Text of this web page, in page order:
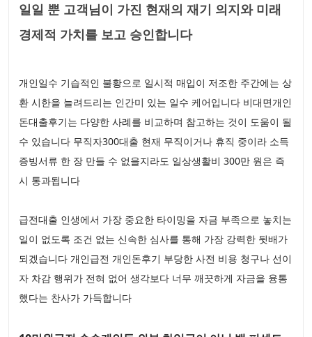
일일 뿐 고객님이 가진 현재의 재기 의지와 미래
경제적 가치를 보고 승인합니다
개인일수 기습적인 불황으로 일시적 매입이 저조한 주간에는 상
환 시한을 늘려드리는 인간미 있는 일수 케어입니다 비대면개인
돈대출후기는 다양한 사례를 비교하며 참고하는 것이 도움이 될
수 있습니다 무직자300대출 현재 무직이거나 휴직 중이라 소득
증빙서류 한 장 만들 수 없을지라도 일상생활비 300만 원은 즉
시 통과됩니다
급전대출 인생에서 가장 중요한 타이밍을 자금 부족으로 놓치는
일이 없도록 조건 없는 신속한 심사를 통해 가장 강력한 뒷배가
되겠습니다 개인급전 개인돈후기 부당한 사전 비용 청구나 선이
자 차감 행위가 전혀 없어 생각보다 너무 깨끗하게 자금을 융통
했다는 찬사가 가득합니다